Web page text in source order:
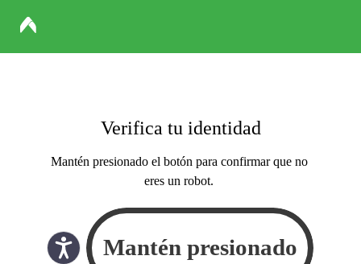
Verifica tu identidad
Mantén presionado el botón para confirmar que no
eres un robot.